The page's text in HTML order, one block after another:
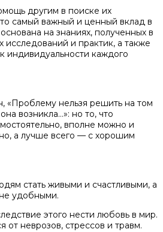
другим в поиске их
самый важный и ценный вклад в
на знаниях, полученных в
исследований и практик, а также
индивидуальности каждого
«Проблему нельзя решить на том
возникла…»: но то, что
вполне можно и
а лучше всего — с хорошим
стать живыми и счастливыми, а
удобными.
этого нести любовь в мир.
от неврозов, стрессов и травм.